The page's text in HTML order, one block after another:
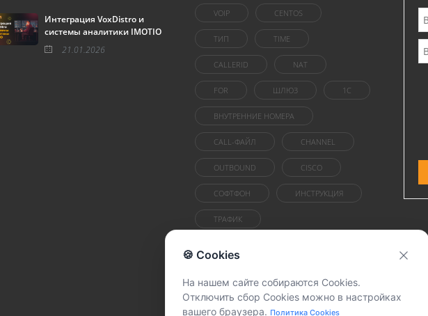
Интеграция VoxDistro и
системы аналитики IMOTIO
21.01.2026
VOIP CENTOS
ТИП TIME
CALLERID NAT
FOR ШЛЮЗ 1C
ВНУТРЕННИЕ НОМЕРА
CALL-ФАЙЛ CHANNEL
OUTBOUND CISCO
СОФТФОН ИНСТРУКЦИЯ
ТРАФИК
🍪 Cookies
На нашем сайте собираются Cookies.
Отключить сбор Cookies можно в настройках
вашего браузера. Политика Cookies